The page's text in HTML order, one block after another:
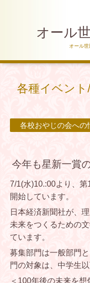
オール
オール
各種イベン
各校おやじの会への
今年も星新一賞
7/1(水)10.:00より、
開始しています。
日本経済新聞社が、
未来をつくるための
ています。
募集部門は一般部門
門の対象は、中学生以
＜100年後の未来を